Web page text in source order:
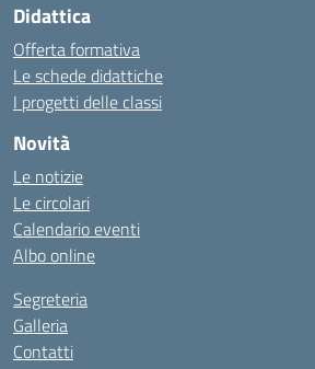
Didattica
Offerta formativa
Le schede didattiche
I progetti delle classi
Novità
Le notizie
Le circolari
Calendario eventi
Albo online
Segreteria
Galleria
Contatti